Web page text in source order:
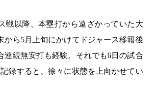
戦以降、本塁打から遠ざかっていた大
から5月上旬にかけてドジャース移籍後
連続無安打も経験。それでも6日の試合
録すると、徐々に状態を上向かせてい